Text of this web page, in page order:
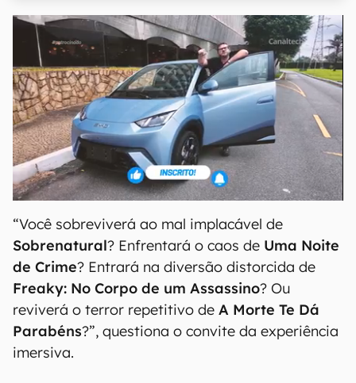
“Você sobreviverá ao mal implacável de
Sobrenatural? Enfrentará o caos de Uma Noite
de Crime? Entrará na diversão distorcida de
Freaky: No Corpo de um Assassino? Ou
reviverá o terror repetitivo de A Morte Te Dá
Parabéns?”, questiona o convite da experiência
imersiva.